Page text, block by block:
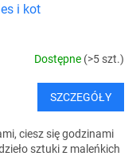
i kot
Dostępne (>5 szt.)
SZCZEGÓŁY
ciesz się godzinami
sztuki z maleńkich